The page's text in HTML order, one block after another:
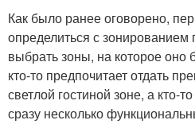
Как было ранее оговорено,
определиться с
выбрать зоны, на которое оно
кто-то предпочитает отдать
светлой гостиной зоне, а кто-
сразу несколько